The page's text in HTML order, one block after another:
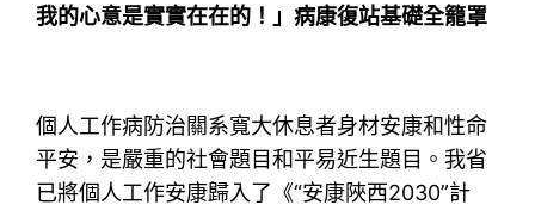
我的心意是實實在在的！」病康復站基礎全籠罩
個人工作病防治關系寬大休息者身材安康和性命
平安，是嚴重的社會題目和平易近生題目。我省
已將個人工作安康歸入了《“安康陜西2030”計